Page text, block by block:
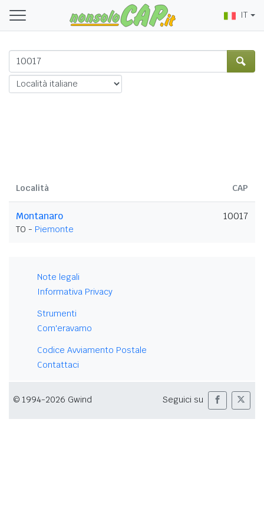
IT
Località CAP
Montanaro
TO - Piemonte
10017
Note legali
Informativa Privacy
Strumenti
Com'eravamo
Codice Avviamento Postale
Contattaci
© 1994-2026 Gwind Seguici su